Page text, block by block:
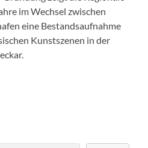
im Wechsel zwischen
eine Bestandsaufnahme
Kunstszenen in der